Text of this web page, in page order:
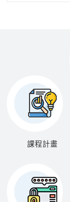
課程計畫